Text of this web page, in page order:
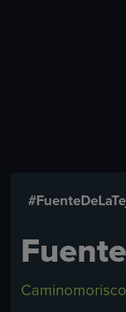
Caminomorisco